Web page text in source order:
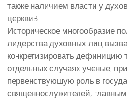
также наличием власти у
церкви3.
Историческое многообразие
лидерства духовных лиц
конкретизировать дефиницию
отдельных случаях ученые,
первенствующую роль в
священнослужителей,